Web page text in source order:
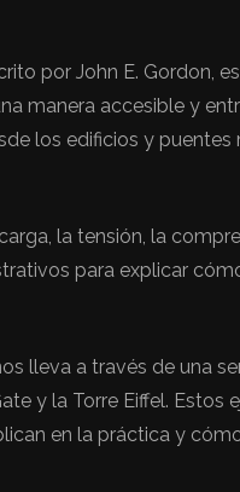
por John E. Gordon,
manera accesible y
los edificios y
la tensión, la
para explicar
lleva a través de una
y la Torre Eiffel.
en la práctica y